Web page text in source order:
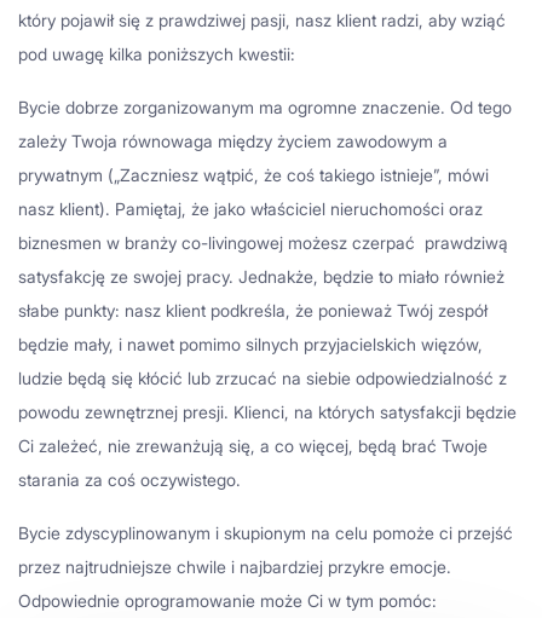
który pojawił się z prawdziwej pasji, nasz klient radzi, aby wziąć
pod uwagę kilka poniższych kwestii:
Bycie dobrze zorganizowanym ma ogromne znaczenie. Od tego
zależy Twoja równowaga między życiem zawodowym a
prywatnym („Zaczniesz wątpić, że coś takiego istnieje”, mówi
nasz klient). Pamiętaj, że jako właściciel nieruchomości oraz
biznesmen w branży co-livingowej możesz czerpać prawdziwą
satysfakcję ze swojej pracy. Jednakże, będzie to miało również
słabe punkty: nasz klient podkreśla, że ​​ponieważ Twój zespół
będzie mały, i nawet pomimo silnych przyjacielskich więzów,
ludzie będą się kłócić lub zrzucać na siebie odpowiedzialność z
powodu zewnętrznej presji. Klienci, na których satysfakcji będzie
Ci zależeć, nie zrewanżują się, a co więcej, będą brać Twoje
starania za coś oczywistego.
Bycie zdyscyplinowanym i skupionym na celu pomoże ci przejść
przez najtrudniejsze chwile i najbardziej przykre emocje.
Odpowiednie oprogramowanie może Ci w tym pomóc: